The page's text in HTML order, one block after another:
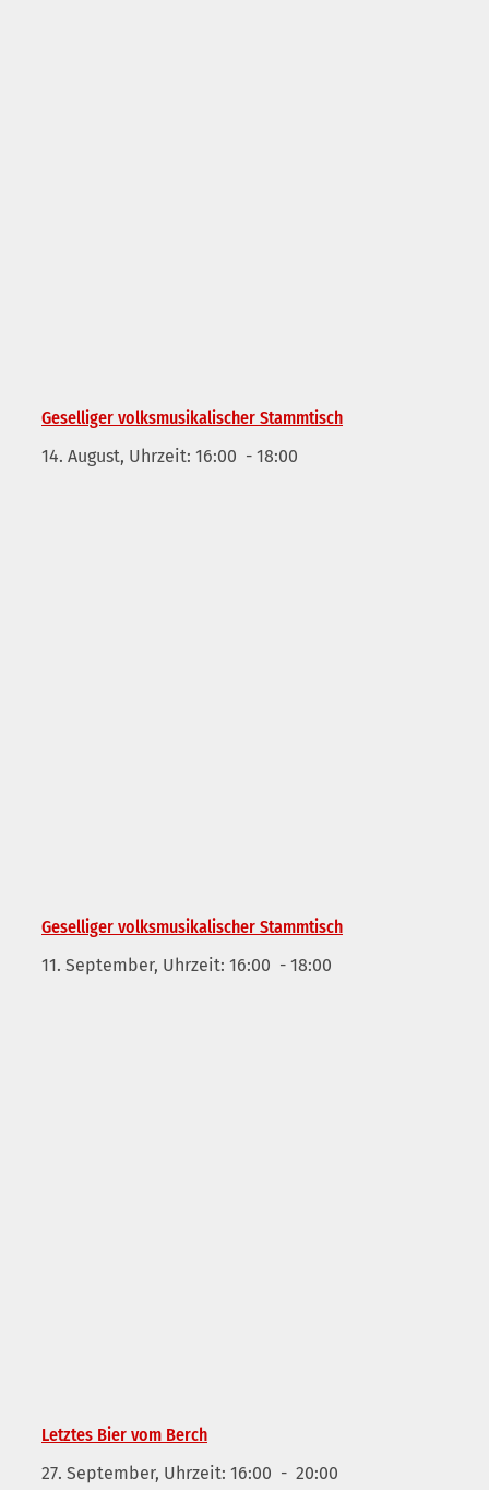
Geselliger volksmusikalischer Stammtisch
14. August, Uhrzeit: 16:00 - 18:00
Geselliger volksmusikalischer Stammtisch
11. September, Uhrzeit: 16:00 - 18:00
Letztes Bier vom Berch
27. September, Uhrzeit: 16:00 - 20:00